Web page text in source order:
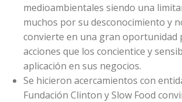
medioambientales siendo una
muchos por su desconocimiento y
convierte en una gran oportunidad
acciones que los concientice y
aplicación en sus negocios.
Se hicieron acercamientos con
Fundación Clinton y Slow Food